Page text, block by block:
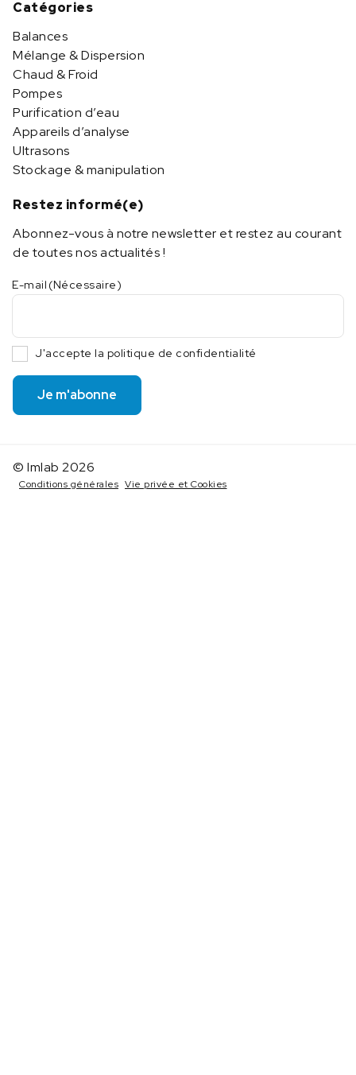
Catégories
Balances
Mélange & Dispersion
Chaud & Froid
Pompes
Purification d’eau
Appareils d’analyse
Ultrasons
Stockage & manipulation
Restez informé(e)
Abonnez-vous à notre newsletter et restez au courant
de toutes nos actualités !
E-mail (Nécessaire)
J'accepte la politique de confidentialité
Je m'abonne
© Imlab 2026
Conditions générales Vie privée et Cookies